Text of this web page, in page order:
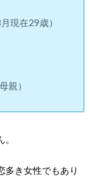
現在29歳）
親）
多き女性でもあり